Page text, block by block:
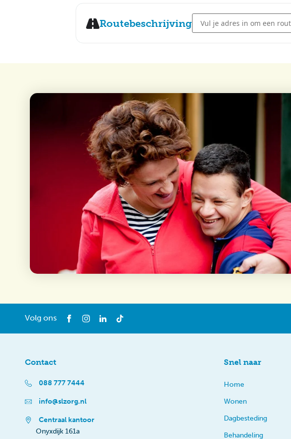
Routebeschrijving
Address - Koningsavond
Volg ons
Contact
088 777 7444
info@slzorg.nl
Centraal kantoor
Onyxdijk 161a
Snel naar
Home
Wonen
Dagbesteding
Behandeling